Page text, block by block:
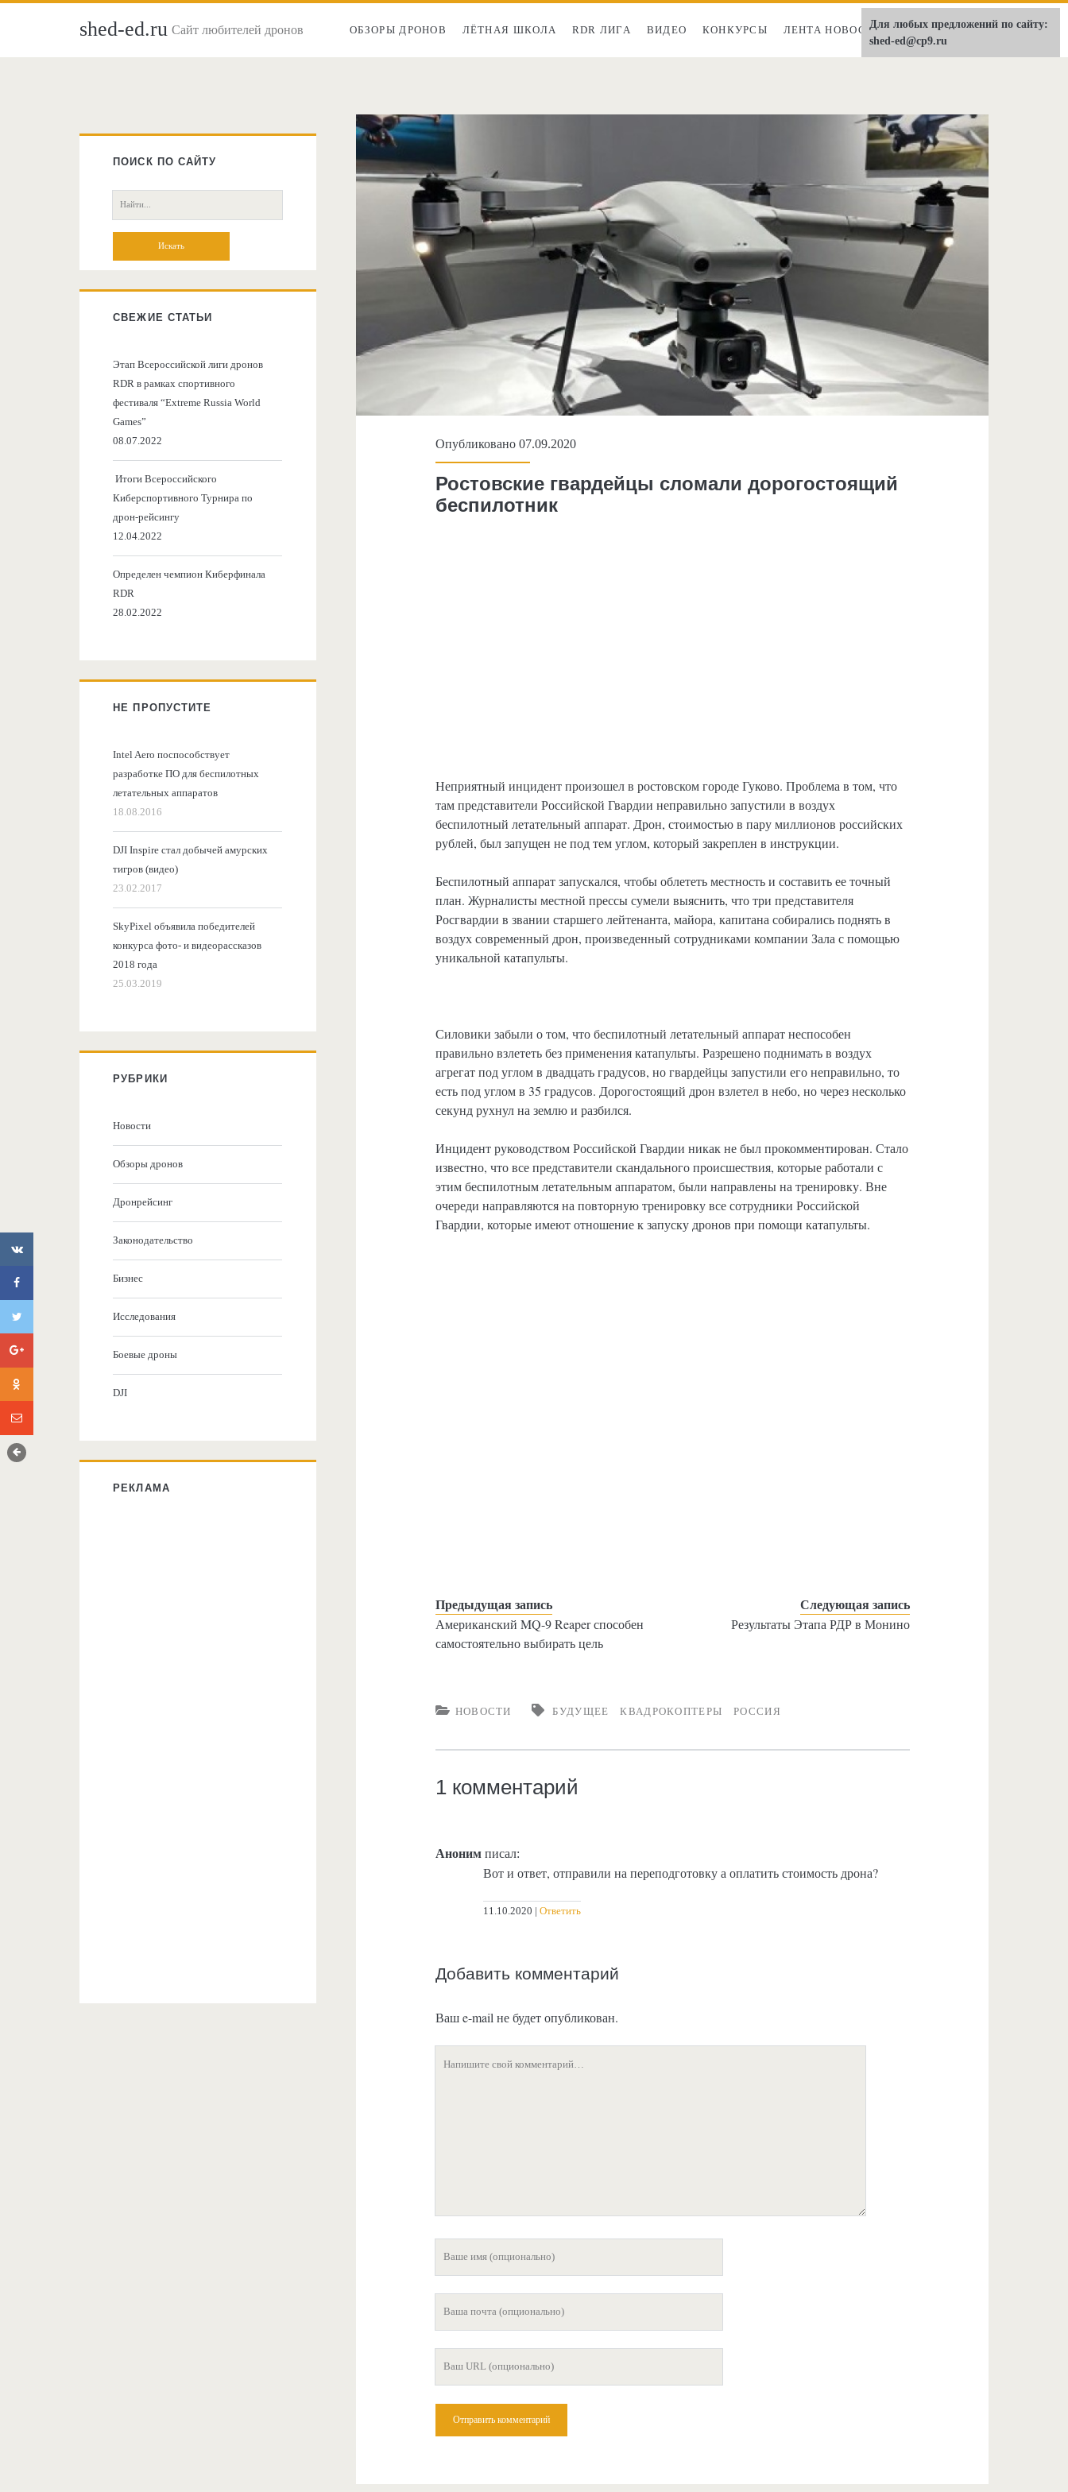
shed-ed.ru Сайт любителей дронов ОБЗОРЫ ДРОНОВ ЛЁТНАЯ ШКОЛА RDR ЛИГА ВИДЕО КОНКУРСЫ ЛЕНТА НОВОСТЕЙ О НАС
Опубликовано 07.09.2020
Ростовские гвардейцы сломали дорогостоящий
беспилотник
Неприятный инцидент произошел в ростовском городе Гуково. Проблема в том, что
там представители Российской Гвардии неправильно запустили в воздух
беспилотный летательный аппарат. Дрон, стоимостью в пару миллионов российских
рублей, был запущен не под тем углом, который закреплен в инструкции.
Беспилотный аппарат запускался, чтобы облететь местность и составить ее точный
план. Журналисты местной прессы сумели выяснить, что три представителя
Росгвардии в звании старшего лейтенанта, майора, капитана собирались поднять в
воздух современный дрон, произведенный сотрудниками компании Зала с помощью
уникальной катапульты.
Силовики забыли о том, что беспилотный летательный аппарат неспособен
правильно взлететь без применения катапульты. Разрешено поднимать в воздух
агрегат под углом в двадцать градусов, но гвардейцы запустили его неправильно, то
есть под углом в 35 градусов. Дорогостоящий дрон взлетел в небо, но через несколько
секунд рухнул на землю и разбился.
Инцидент руководством Российской Гвардии никак не был прокомментирован. Стало
известно, что все представители скандального происшествия, которые работали с
этим беспилотным летательным аппаратом, были направлены на тренировку. Вне
очереди направляются на повторную тренировку все сотрудники Российской
Гвардии, которые имеют отношение к запуску дронов при помощи катапульты.
Предыдущая запись
Американский MQ-9 Reaper способен
самостоятельно выбирать цель
Следующая запись
Результаты Этапа РДР в Монино
НОВОСТИ БУДУЩЕЕ КВАДРОКОПТЕРЫ РОССИЯ
1 комментарий
Аноним писал:
Вот и ответ, отправили на переподготовку а оплатить стоимость дрона?
11.10.2020 Ответить
Добавить комментарий
Ваш e-mail не будет опубликован.
Главная
боковая
колонка
ПОИСК ПО САЙТУ
Поиск:
СВЕЖИЕ СТАТЬИ
Этап Всероссийской лиги дронов
RDR в рамках спортивного
фестиваля “Extreme Russia World
Games”
08.07.2022
Итоги Всероссийского
Киберспортивного Турнира по
дрон-рейсингу
12.04.2022
Определен чемпион Киберфинала
RDR
28.02.2022
НЕ ПРОПУСТИТЕ
Intel Aero поспособствует
разработке ПО для беспилотных
летательных аппаратов
18.08.2016
DJI Inspire стал добычей амурских
тигров (видео)
23.02.2017
SkyPixel объявила победителей
конкурса фото- и видеорассказов
2018 года
25.03.2019
РУБРИКИ
Новости
Обзоры дронов
Дронрейсинг
Законодательство
Бизнес
Исследования
Боевые дроны
DJI
РЕКЛАМА
Для любых предложений по сайту:
shed-ed@cp9.ru